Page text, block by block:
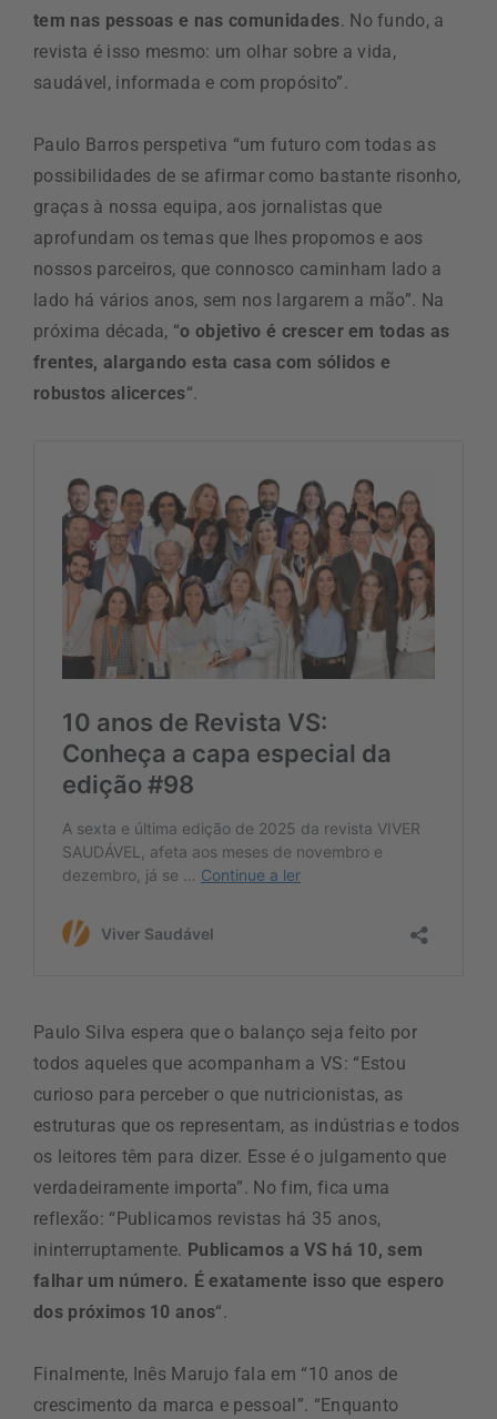
tem nas pessoas e nas comunidades. No fundo, a
revista é isso mesmo: um olhar sobre a vida,
saudável, informada e com propósito”.
Paulo Barros perspetiva “um futuro com todas as
possibilidades de se afirmar como bastante risonho,
graças à nossa equipa, aos jornalistas que
aprofundam os temas que lhes propomos e aos
nossos parceiros, que connosco caminham lado a
lado há vários anos, sem nos largarem a mão”. Na
próxima década, “o objetivo é crescer em todas as
frentes, alargando esta casa com sólidos e
robustos alicerces“.
Paulo Silva espera que o balanço seja feito por
todos aqueles que acompanham a VS: “Estou
curioso para perceber o que nutricionistas, as
estruturas que os representam, as indústrias e todos
os leitores têm para dizer. Esse é o julgamento que
verdadeiramente importa”. No fim, fica uma
reflexão: “Publicamos revistas há 35 anos,
ininterruptamente. Publicamos a VS há 10, sem
falhar um número. É exatamente isso que espero
dos próximos 10 anos“.
Finalmente, Inês Marujo fala em “10 anos de
crescimento da marca e pessoal”. “Enquanto